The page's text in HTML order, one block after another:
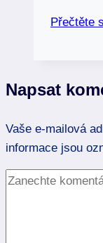
Přečtěte
Napsat
Vaše e-mailová
informace jsou